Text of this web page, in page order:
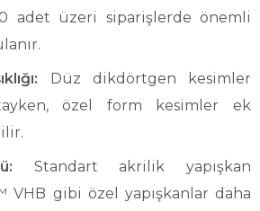
adet üzeri siparişlerde önemli
Düz dikdörtgen kesimler
özel form kesimler ek
Standart akrilik yapışkan
VHB gibi özel yapışkanlar daha